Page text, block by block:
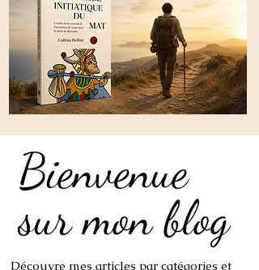
Bienvenue
sur mon blog
Bienvenue
sur mon blog
Découvre mes articles par catégories et